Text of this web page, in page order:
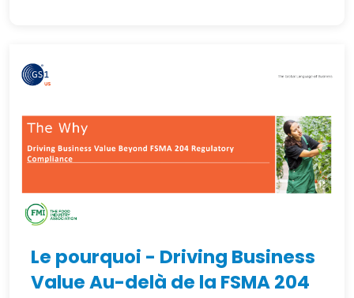
Le pourquoi - Driving Business
Value Au-delà de la FSMA 204